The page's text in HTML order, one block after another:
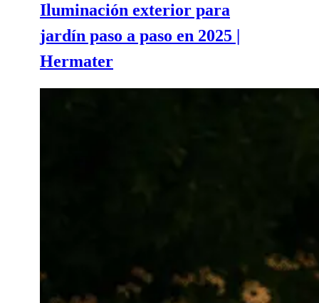
Iluminación exterior para
jardín paso a paso en 2025 |
Hermater